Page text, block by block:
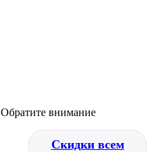
Обратите внимание
Скидки всем